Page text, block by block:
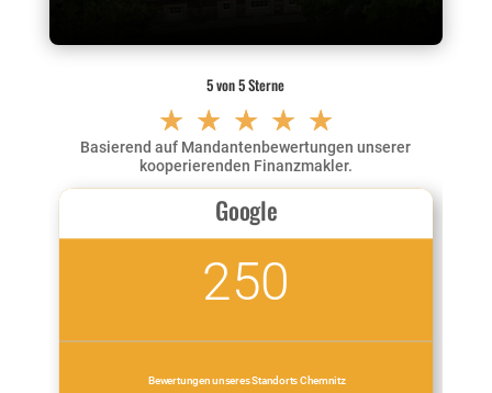
5 von 5 Sterne
☆ ☆ ☆ ☆ ☆
Basierend auf Mandantenbewertungen unserer
kooperierenden Finanzmakler.
Google
250
Bewertungen unseres Standorts Chemnitz